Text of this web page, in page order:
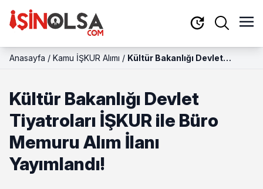
Anasayfa / Kamu İŞKUR Alımı / Kültür Bakanlığı Devlet
Kültür Bakanlığı Devlet
Tiyatroları İŞKUR ile Büro
Memuru Alım İlanı
Yayımlandı!